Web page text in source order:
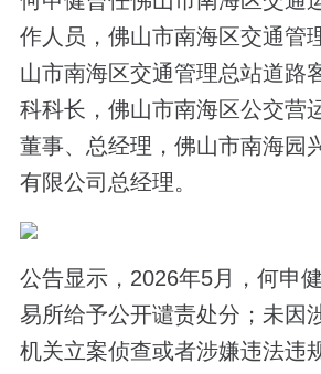
作人员，佛山市南海区交通管
山市南海区交通管理总站道路
科科长，佛山市南海区公交营
董事、总经理，佛山市南海园
有限公司总经理。
公告显示，2026年5月，何申
易所给予公开谴责处分；未因
机关立案侦查或者涉嫌违法违